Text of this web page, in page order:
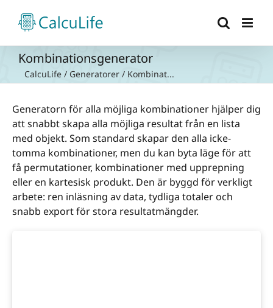
innehållet
Kombinationsgenerator
CalcuLife / Generatorer / Kombinat...
Generatorn för alla möjliga kombinationer hjälper dig
att snabbt skapa alla möjliga resultat från en lista
med objekt. Som standard skapar den alla icke-
tomma kombinationer, men du kan byta läge för att
få permutationer, kombinationer med upprepning
eller en kartesisk produkt. Den är byggd för verkligt
arbete: ren inläsning av data, tydliga totaler och
snabb export för stora resultatmängder.